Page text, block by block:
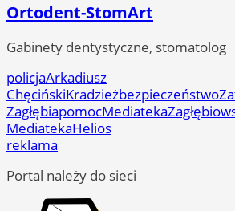
Ortodent-StomArt
Gabinety dentystyczne, stomatolog
policjaArkadiusz
ChęcińskiKradzieżbezpieczeństwo
ZagłębiapomocMediateka
MediatekaHelios
reklama
Portal należy do sieci